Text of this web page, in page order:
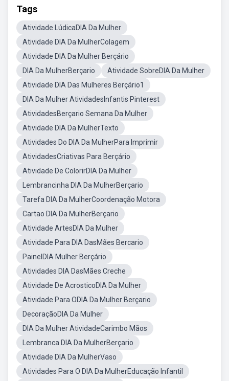
Tags
Atividade LúdicaDIA Da Mulher
Atividade DIA Da MulherColagem
Atividade DIA Da Mulher Berçário
DIA Da MulherBerçario
Atividade SobreDIA Da Mulher
Atividade DIA Das Mulheres Berçário1
DIA Da Mulher AtividadesInfantis Pinterest
AtividadesBerçario Semana Da Mulher
Atividade DIA Da MulherTexto
Atividades Do DIA Da MulherPara Imprimir
AtividadesCriativas Para Berçário
Atividade De ColorirDIA Da Mulher
Lembrancinha DIA Da MulherBerçario
Tarefa DIA Da MulherCoordenação Motora
Cartao DIA Da MulherBerçario
Atividade ArtesDIA Da Mulher
Atividade Para DIA DasMães Bercario
PainelDIA Mulher Berçário
Atividades DIA DasMães Creche
Atividade De AcrosticoDIA Da Mulher
Atividade Para ODIA Da Mulher Berçario
DecoraçãoDIA Da Mulher
DIA Da Mulher AtividadeCarimbo Mãos
Lembranca DIA Da MulherBerçario
Atividade DIA Da MulherVaso
Atividades Para O DIA Da MulherEducação Infantil